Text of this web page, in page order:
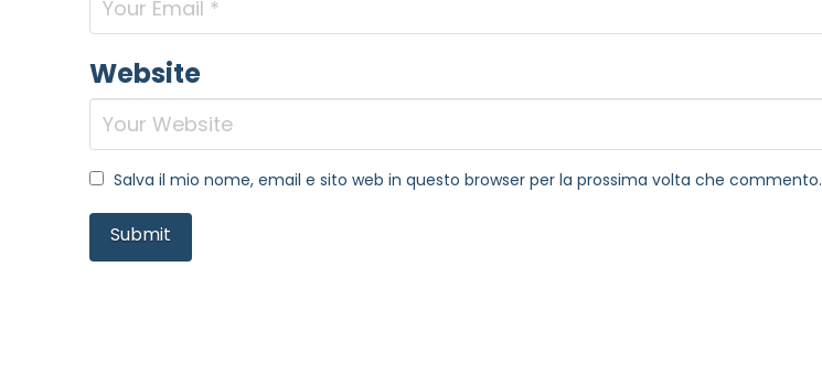
Website
Salva il mio nome, email e sito web in questo browser per la prossima volta che commento.